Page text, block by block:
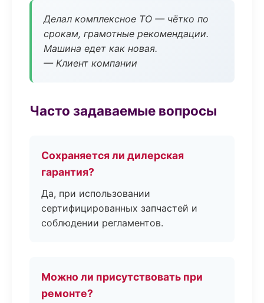
Делал комплексное ТО — чётко по
срокам, грамотные рекомендации.
Машина едет как новая.
— Клиент компании
Часто задаваемые вопросы
Сохраняется ли дилерская
гарантия?
Да, при использовании
сертифицированных запчастей и
соблюдении регламентов.
Можно ли присутствовать при
ремонте?